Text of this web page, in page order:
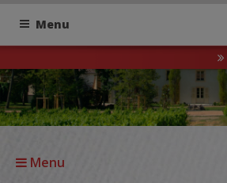
Menu
Menu